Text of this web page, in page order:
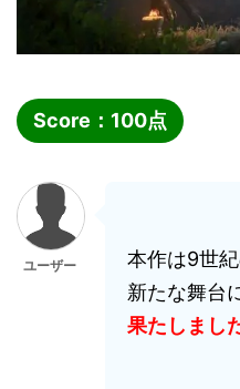
Score： 100点
ユーザー
本作は9世
新たな舞台
果たしまし